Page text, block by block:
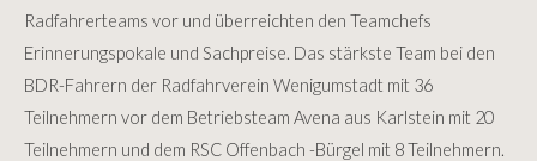
Radfahrerteams vor und überreichten den Teamchefs
Erinnerungspokale und Sachpreise. Das stärkste Team bei den
BDR-Fahrern der Radfahrverein Wenigumstadt mit 36
Teilnehmern vor dem Betriebsteam Avena aus Karlstein mit 20
Teilnehmern und dem RSC Offenbach -Bürgel mit 8 Teilnehmern.